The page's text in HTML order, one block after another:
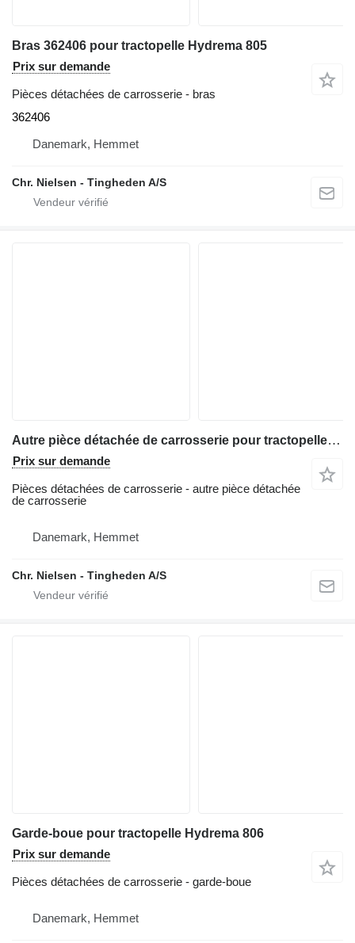
Bras 362406 pour tractopelle Hydrema 805
Prix sur demande
Pièces détachées de carrosserie - bras
362406
Danemark, Hemmet
Chr. Nielsen - Tingheden A/S
Autre pièce détachée de carrosserie pour tractopelle Hydrema 805
Prix sur demande
Pièces détachées de carrosserie - autre pièce détachée
de carrosserie
Danemark, Hemmet
Chr. Nielsen - Tingheden A/S
Garde-boue pour tractopelle Hydrema 806
Prix sur demande
Pièces détachées de carrosserie - garde-boue
Danemark, Hemmet